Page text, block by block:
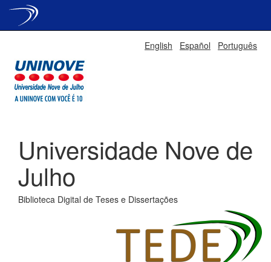
English Español Português
Universidade Nove de
Julho
Biblioteca Digital de Teses e Dissertações